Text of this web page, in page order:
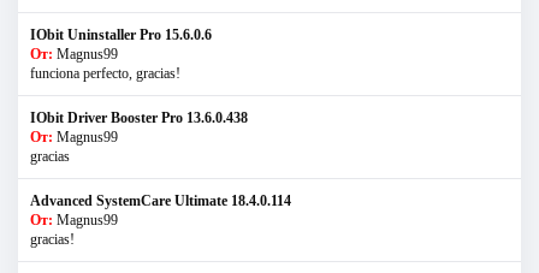
IObit Uninstaller Pro 15.6.0.6
От: Magnus99
funciona perfecto, gracias!
IObit Driver Booster Pro 13.6.0.438
От: Magnus99
gracias
Advanced SystemCare Ultimate 18.4.0.114
От: Magnus99
gracias!